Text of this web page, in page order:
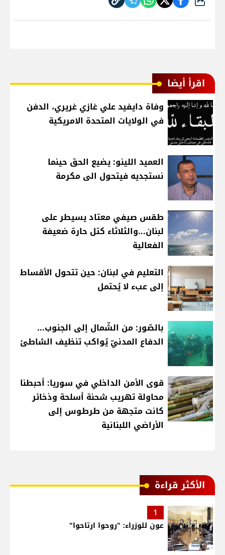
شارك
اقرأ أيضا
وفاة دايفيد علي غازي غريري، الدفن
في الولايات المتحدة الامريكية
العميد اللينو: يضيع الحق حينما
نستجديه فيتحول الى مكرمة
طقس صيفي معتاد يسيطر على
لبنان...والثلاثاء كتل حارة ضعيفة
الفعالية
التعليم في لبنان: حين تتحول الأقساط
إلى عبء لا يُحتمل
بالصّور: من الشّمال إلى الجنوب...
الدفاع المدنيّ يُواكب تنظيف الشاطئ
قوى الأمن الداخلي في سوريا: أحبطنا
محاولة تهريب شحنة أسلحة وذخائر
كانت متجهة من طرطوس إلى
الأراضي اللبنانية
الأكثر قراءة
1
عون للوزراء: "روحوا ارتاحوا"